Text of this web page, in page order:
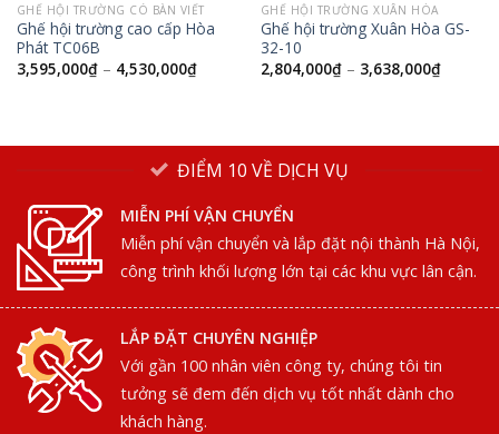
GHẾ HỘI TRƯỜNG CÓ BÀN VIẾT
Ghế hội trường cao cấp Hòa
Phát TC06B
3,595,000₫– 4,530,000₫
GHẾ HỘI TRƯỜNG XUÂN HÒA
Ghế hội trường Xuân Hòa GS-
32-10
2,804,000₫– 3,638,000₫
ĐIỂM 10 VỀ DỊCH VỤ
MIỄN PHÍ VẬN CHUYỂN
Miễn phí vận chuyển và lắp đặt nội thành Hà Nội,
công trình khối lượng lớn tại các khu vực lân cận.
LẮP ĐẶT CHUYÊN NGHIỆP
Với gần 100 nhân viên công ty, chúng tôi tin
tưởng sẽ đem đến dịch vụ tốt nhất dành cho
khách hàng.